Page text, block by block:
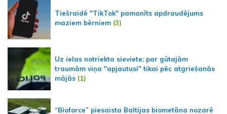
Tiešraidē "TikTok" pamanīts apdraudējums
maziem bērniem (3)
Uz ielas notriekta sieviete; par gūtajām
traumām viņa "apjautusi" tikai pēc atgriešanās
mājās (1)
“Bioforce” piesaista Baltijas biometāna nozarē